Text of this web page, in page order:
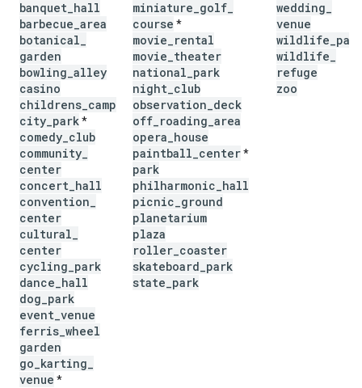
banquet hall
barbecue area
botanical
garden
bowling alley
casino
childrens camp
city park*
comedy club
community
center
concert hall
convention
center
cultural
center
cycling park
dance hall
dog park
event venue
ferris wheel
garden
go karting
venue *
miniature golf
course *
movie rental
movie theater
national park
night club
observation deck
off roading area
opera house
paintball center*
park
philharmonic hall
picnic ground
planetarium
plaza
roller coaster
skateboard park
state park
wedding
venue
wildlife park
wildlife
refuge
zoo